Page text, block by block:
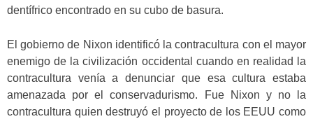
dentífrico encontrado en su cubo de basura.
El gobierno de Nixon identificó la contracultura con el mayor
enemigo de la civilización occidental cuando en realidad la
contracultura venía a denunciar que esa cultura estaba
amenazada por el conservadurismo. Fue Nixon y no la
contracultura quien destruyó el proyecto de los EEUU como